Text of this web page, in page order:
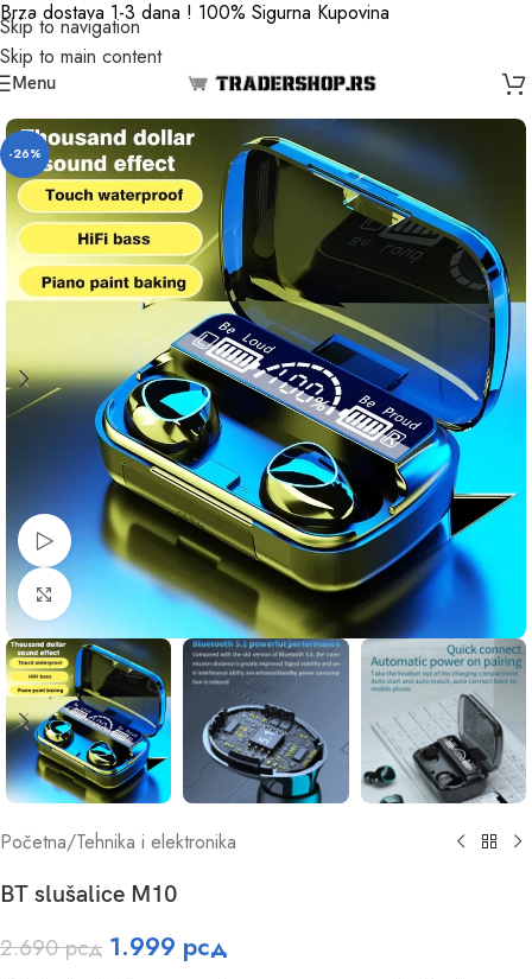
Skip to navigation
Skip to main content
Brza dostava 1-3 dana ! 100% Sigurna Kupovina
Menu
-26%
Watch video
Click to enlarge
Početna/Tehnika i elektronika
BT slušalice M10
2.690рсд 1.999 рсд